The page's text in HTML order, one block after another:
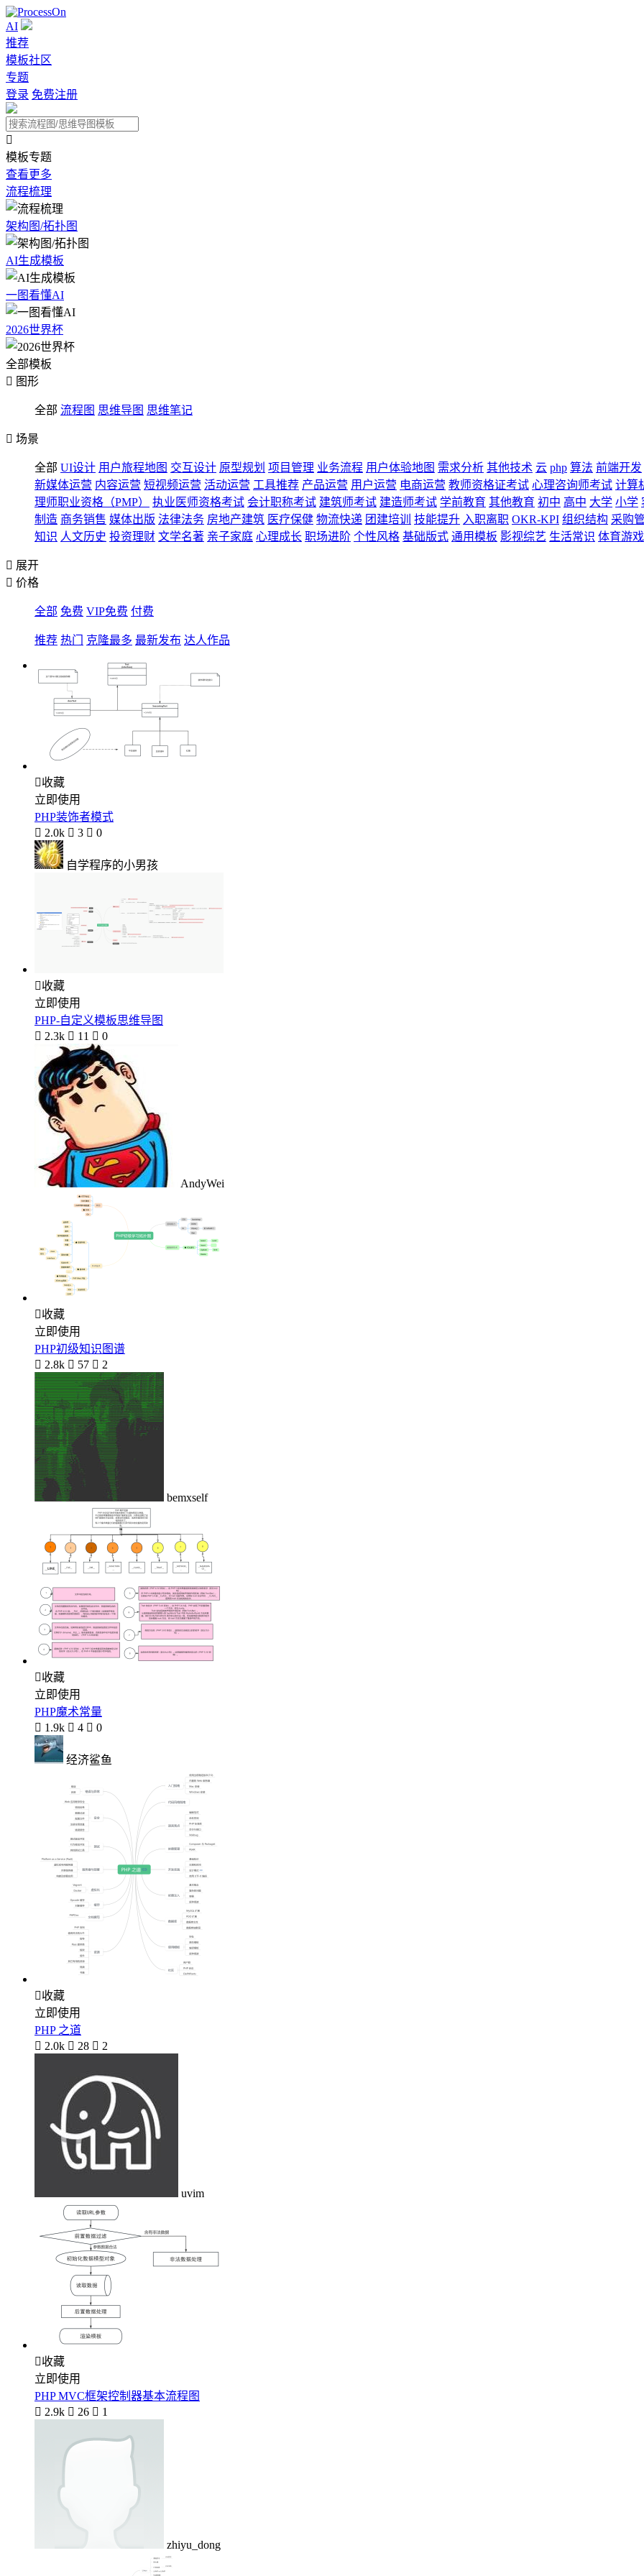
AI
推荐
模板社区
专题
登录 免费注册

模板专题
查看更多
流程梳理
架构图/拓扑图
AI生成模板
一图看懂AI
2026世界杯
全部模板
 图形
全部 流程图 思维导图 思维笔记
 场景
全部 UI设计 用户旅程地图 交互设计 原型规划 项目管理 业务流程 用户体验地图 需求分析 其他技术 云 php 算法 前端开发
新媒体运营 内容运营 短视频运营 活动运营 工具推荐 产品运营 用户运营 电商运营 教师资格证考试 心理咨询师考试 计算
理师职业资格（PMP）
执业医师资格考试 会计职称考试 建筑师考试 建造师考试 学前教育 其他教育 初中 高中 大学 小学
制造 商务销售 媒体出版 法律法务 房地产建筑 医疗保健 物流快递 团建培训 技能提升 入职离职 OKR-KPI 组织结构 采购
知识 人文历史 投资理财 文学名著 亲子家庭 心理成长 职场进阶 个性风格 基础版式 通用模板 影视综艺 生活常识 体育游戏
 展开
 价格
全部 免费 VIP免费 付费
推荐 热门 克隆最多 最新发布 达人作品
收藏
立即使用
PHP装饰者模式
 2.0k  3  0
自学程序的小男孩
收藏
立即使用
PHP-自定义模板思维导图
 2.3k  11  0
AndyWei
收藏
立即使用
PHP初级知识图谱
 2.8k  57  2
bemxself
收藏
立即使用
PHP魔术常量
 1.9k  4  0
经济鲨鱼
收藏
立即使用
PHP 之道
 2.0k  28  2
uvim
收藏
立即使用
PHP MVC框架控制器基本流程图
 2.9k  26  1
zhiyu_dong